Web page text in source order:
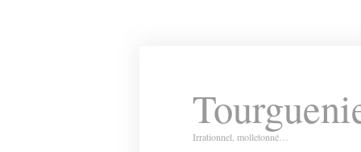
Irrationnel, molletonné…